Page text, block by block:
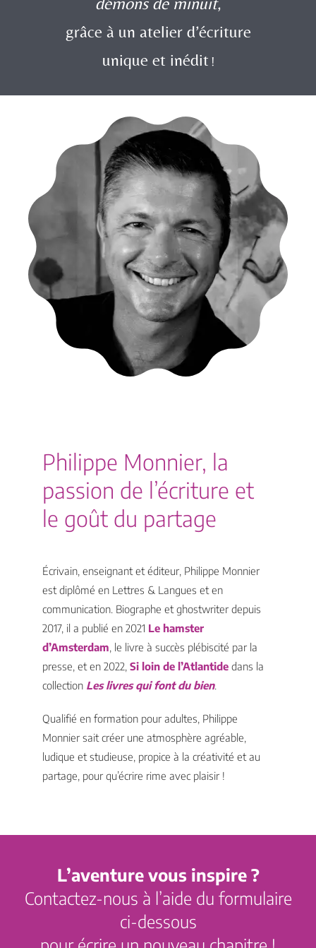
grâce à un atelier d’écriture
unique et inédit !
Philippe Monnier, la
passion de l’écriture et
le goût du partage
Écrivain, enseignant et éditeur, Philippe Monnier
est diplômé en Lettres & Langues et en
communication. Biographe et ghostwriter depuis
2017, il a publié en 2021 Le hamster
d’Amsterdam, le livre à succès plébiscité par la
presse, et en 2022, Si loin de l’Atlantidedans la
collection Les livres qui font du bien.
Qualifié en formation pour adultes, Philippe
Monnier sait créer une atmosphère agréable,
ludique et studieuse, propice à la créativité et au
partage, pour qu’écrire rime avec plaisir !
L’aventure vous inspire ?
Contactez-nous à l’aide du formulaire
ci-dessous